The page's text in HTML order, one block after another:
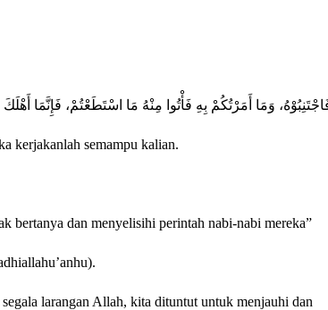
وَمَا أَمَرْتُكُمْ بِهِ فَأْتُوا مِنْهُ مَا اسْتَطَعْتُمْ، فَإِنَّمَا
kerjakanlah semampu kalian.
bertanya dan menyelisihi perintah nabi-nabi mereka”
larangan Allah, kita dituntut untuk menjauhi dan